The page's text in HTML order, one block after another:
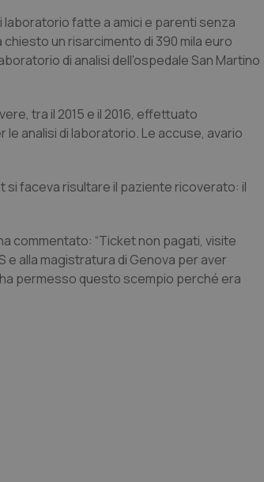
laboratorio fatte a amici e parenti senza
un risarcimento di 390 mila euro
di analisi dell'ospedale San Martino
tra il 2015 e il 2016, effettuato
analisi di laboratorio. Le accuse, avario
si faceva risultare il paziente ricoverato: il
commentato: “Ticket non pagati, visite
e alla magistratura di Genova per aver
permesso questo scempio perché era